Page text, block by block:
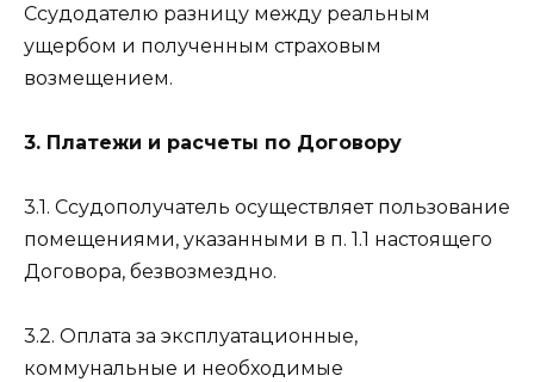
Ссудодателю разницу между реальным
ущербом и полученным страховым
возмещением.
3. Платежи и расчеты по Договору
3.1. Ссудополучатель осуществляет пользование
помещениями, указанными в п. 1.1 настоящего
Договора, безвозмездно.
3.2. Оплата за эксплуатационные,
коммунальные и необходимые